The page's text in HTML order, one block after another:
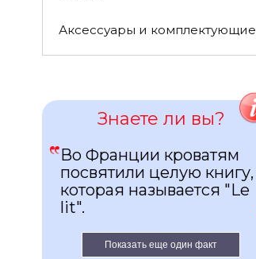
Аксессуары и комплектующие
Знаете ли вы?
Во Франции кроватям
посвятили целую книгу,
которая называется "Le
lit".
Показать еще один факт